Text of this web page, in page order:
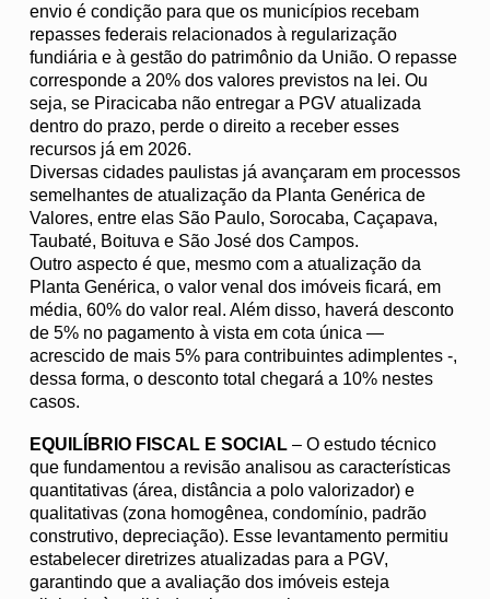
envio é condição para que os municípios recebam
repasses federais relacionados à regularização
fundiária e à gestão do patrimônio da União. O repasse
corresponde a 20% dos valores previstos na lei. Ou
seja, se Piracicaba não entregar a PGV atualizada
dentro do prazo, perde o direito a receber esses
recursos já em 2026.
Diversas cidades paulistas já avançaram em processos
semelhantes de atualização da Planta Genérica de
Valores, entre elas São Paulo, Sorocaba, Caçapava,
Taubaté, Boituva e São José dos Campos.
Outro aspecto é que, mesmo com a atualização da
Planta Genérica, o valor venal dos imóveis ficará, em
média, 60% do valor real. Além disso, haverá desconto
de 5% no pagamento à vista em cota única —
acrescido de mais 5% para contribuintes adimplentes -,
dessa forma, o desconto total chegará a 10% nestes
casos.
EQUILÍBRIO FISCAL E SOCIAL – O estudo técnico
que fundamentou a revisão analisou as características
quantitativas (área, distância a polo valorizador) e
qualitativas (zona homogênea, condomínio, padrão
construtivo, depreciação). Esse levantamento permitiu
estabelecer diretrizes atualizadas para a PGV,
garantindo que a avaliação dos imóveis esteja